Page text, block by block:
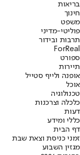
בריאות
חינוך
משפט
פוליטי-מדיני
תרבות ובידור
ForReal
ספורט
תיירות
אופנה ולייף סטייל
אוכל
טכנולוגיה
כלכלה וצרכנות
דעות
כללי ומידע
דף הבית
זמני כניסת וצאת שבת
מגזין השבוע